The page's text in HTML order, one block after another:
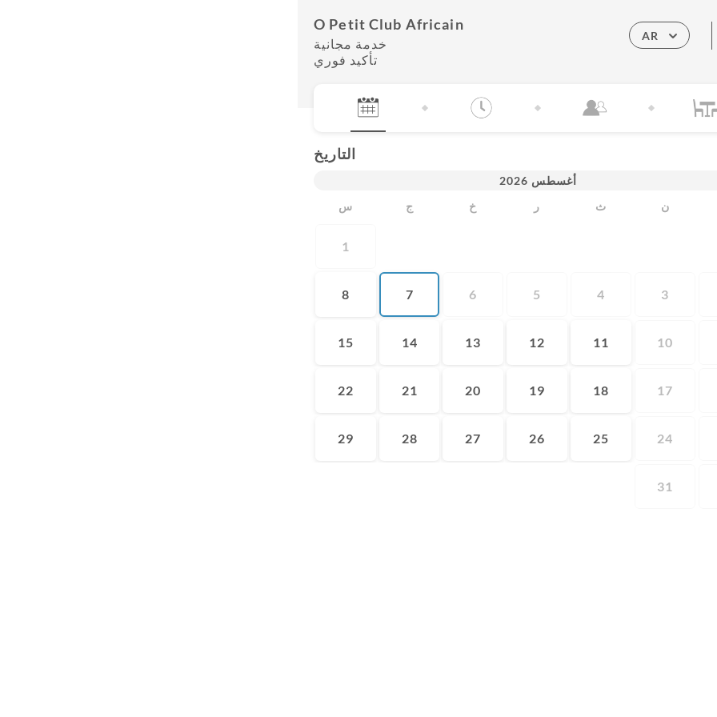
O Petit Club Africain
خدمة مجانية
تأكيد فوري
AR
التاريخ
أغسطس 2026
ن ث ر خ ج س
1
3
4
5
6
7
8
10
11
12
13
14
15
17
18
19
20
21
22
24
25
26
27
28
29
31